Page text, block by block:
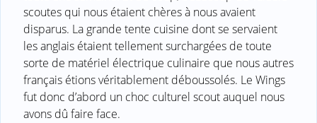
scoutes qui nous étaient chères à nous avaient
disparus. La grande tente cuisine dont se servaient
les anglais étaient tellement surchargées de toute
sorte de matériel électrique culinaire que nous autres
français étions véritablement déboussolés. Le Wings
fut donc d’abord un choc culturel scout auquel nous
avons dû faire face.